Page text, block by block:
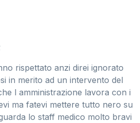
rispettato anzi direi ignorato
in merito ad un intervento del
l amministrazione lavora con i
ma fatevi mettere tutto nero su
lo staff medico molto bravi